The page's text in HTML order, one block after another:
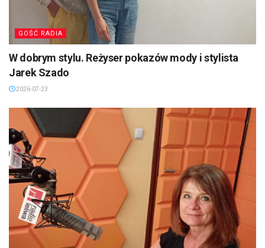
GOŚĆ RADIA
W dobrym stylu. Reżyser pokazów mody i stylista
Jarek Szado
2026-07-23